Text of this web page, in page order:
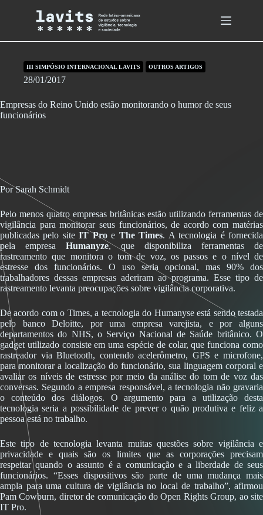
III SIMPÓSIO INTERNACIONAL LAVITS OUTROS ARTIGOS
28/01/2017
Empresas do Reino Unido estão monitorando o humor de seus
funcionários
Por Sarah Schmidt
Pelo menos quatro empresas britânicas estão utilizando ferramentas de
vigilância para monitorar seus funcionários, de acordo com matérias
publicadas pelo siteIT Proe The Times. A tecnologia é fornecida
pela empresa Humanyze, que disponibiliza ferramentas de
rastreamento que monitora o tom de voz, os passos e o nível de
estresse dos funcionários. O uso seria opcional, mas 90% dos
trabalhadores dessas empresas aderiram ao programa. Esse tipo de
rastreamento levanta preocupações sobre vigilância corporativa.
De acordo com o Times, a tecnologia do Humanyse está sendo testada
pelo banco Deloitte, por uma empresa varejista, e por alguns
departamentos do NHS, o Serviço Nacional de Saúde britânico. O
gadget utilizado consiste em uma espécie de colar, que funciona como
rastreador via Bluetooth, contendo acelerômetro, GPS e microfone,
para monitorar a localização do funcionário, sua linguagem corporal e
avaliar os níveis de estresse por meio da análise do tom de voz das
conversas. Segundo a empresa responsável, a tecnologia não gravaria
o conteúdo dos diálogos. O argumento para a utilização desta
tecnologia seria a possibilidade de prever o quão produtiva e feliz a
pessoa está no trabalho.
Este tipo de tecnologia levanta muitas questões sobre vigilância e
privacidade e quais são os limites que as corporações precisam
respeitar quando o assunto é a comunicação e a liberdade de seus
funcionários. “Esses dispositivos são parte de uma mudança mais
ampla para uma cultura de vigilância no local de trabalho”, afirmou
Pam Cowburn, diretor de comunicação do Open Rights Group, ao site
IT Pro.